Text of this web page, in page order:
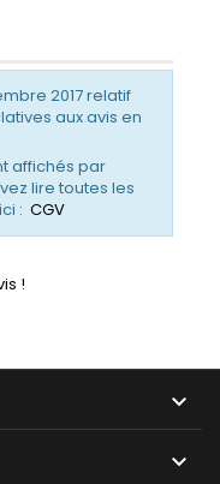
2017 relatif
aux avis en
affichés par
lire toutes les
: CGV
!

